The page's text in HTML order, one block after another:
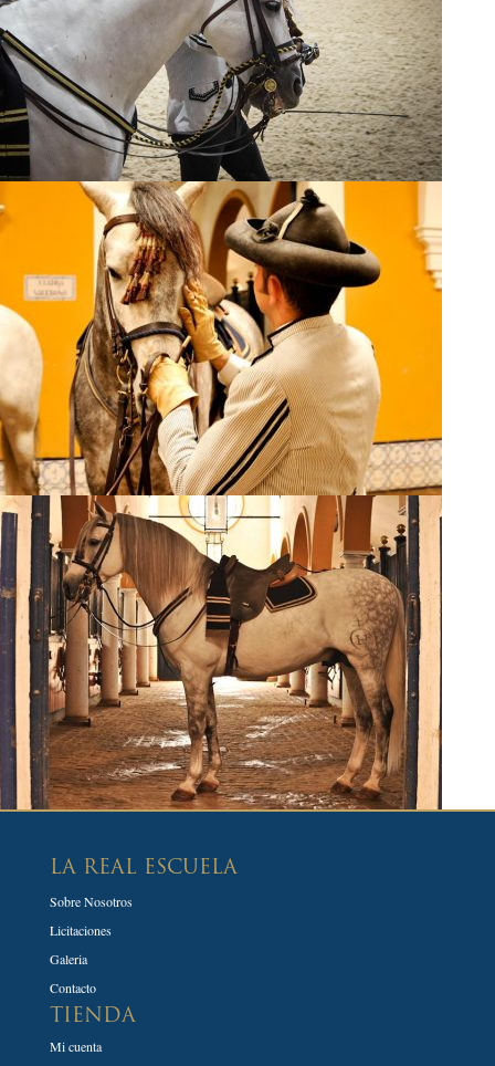
LA REAL ESCUELA
Sobre Nosotros
Licitaciones
Galeria
Contacto
TIENDA
Mi cuenta